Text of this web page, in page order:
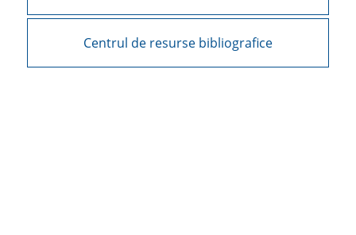
Centrul de resurse bibliografice